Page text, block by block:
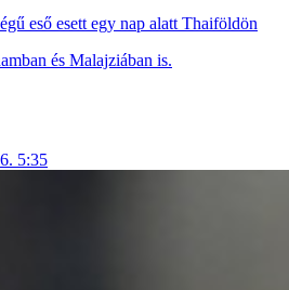
eső esett egy nap alatt Thaiföldön
és Malajziában is.
5:35